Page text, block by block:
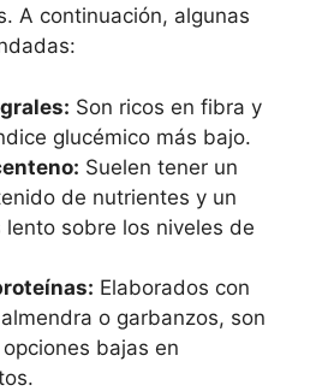
A continuación, algunas
Son ricos en fibra y
glucémico más bajo.
Suelen tener un
de nutrientes y un
lento sobre los niveles de
Elaborados con
o garbanzos, son
bajas en